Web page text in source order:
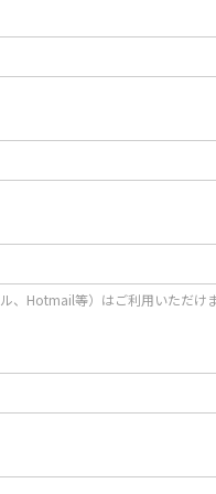
Hotmail等）はご利用いただけま